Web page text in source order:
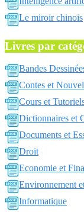
Le miroir chinois
Livres par
Bandes
Contes et
Cours et
Dictionnaires et
Documents et
Droit
Economie et
Environnement
Informatique